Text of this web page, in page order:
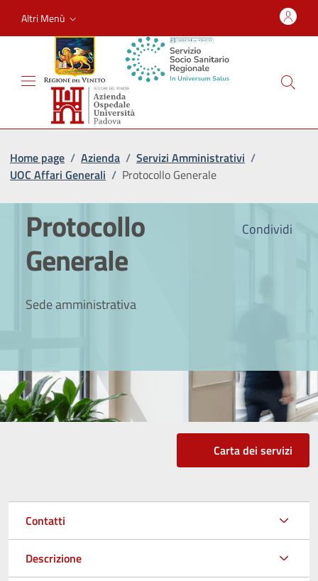
Altri Menù
Home page / Azienda / Servizi Amministrativi /
UOC Affari Generali / Protocollo Generale
Condividi
Protocollo
Generale
Sede amministrativa
Carta dei servizi
Contatti
Descrizione